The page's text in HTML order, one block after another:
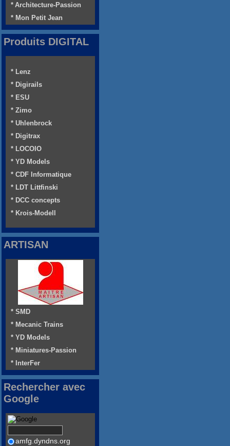
* Architecture-Passion
* Mon Petit Jean
Produits DIGITAL
* Lenz
* Digirails
* ESU
* Zimo
* Uhlenbrock
* Digitrax
* LOCOIO
* YD Models
* CDF Informatique
* LDT Littfinski
* DCC concepts
* Krois-Modell
ARTISAN
* SMD
* Mecanic Trains
* YD Models
* Miniatures-Passion
* InterFer
Rechercher avec
Google
amfg.dyndns.org